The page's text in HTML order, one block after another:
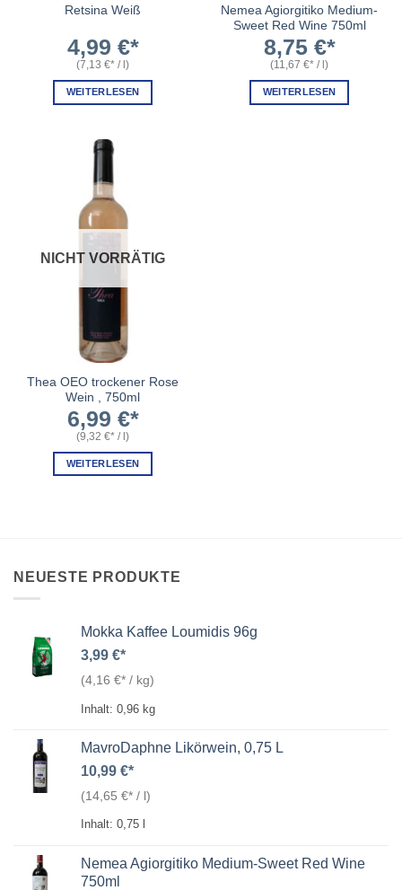
Retsina Weiß
4,99 €
(7,13 € / )
WEITERLESEN
Nemea Agiorgitiko Medium-
Sweet Red Wine 750ml
8,75 €
(11,67 € / )
WEITERLESEN
NICHT VORRÄTIG
Thea OEO trockener Rose
Wein , 750ml
6,99 €
(9,32 € / )
WEITERLESEN
NEUESTE PRODUKTE
Mokka Kaffee Loumidis 96g
3,99 €
(4,16 € / kg)
Inhalt: 0,96 kg
MavroDaphne Likörwein, 0,75 L
10,99 €
(14,65 € / l)
Inhalt: 0,75
Nemea Agiorgitiko Medium-Sweet Red Wine
750ml